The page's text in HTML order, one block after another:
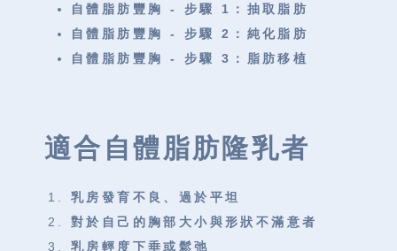
自體脂肪豐胸 - 步驟 1：抽取脂肪
自體脂肪豐胸 - 步驟 2：純化脂肪
自體脂肪豐胸 - 步驟 3：脂肪移植
適合自體脂肪隆乳者
乳房發育不良、過於平坦
對於自己的胸部大小與形狀不滿意者
乳房輕度下垂或鬆弛